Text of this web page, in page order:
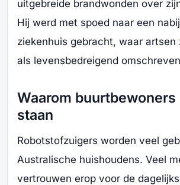
uitgebreide brandwonden over
Hij werd met spoed naar een
ziekenhuis gebracht, waar artsen
als levensbedreigend
Waarom
staan
Robotstofzuigers worden veel
Australische huishoudens. Veel
vertrouwen erop voor de